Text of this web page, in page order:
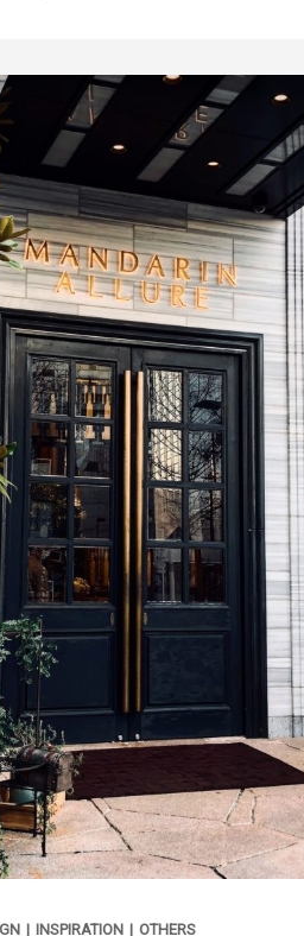
| INSPIRATION | OTHERS